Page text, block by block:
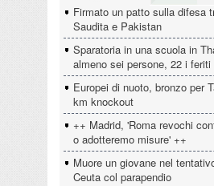
Firmato un patto sulla difesa
Saudita e Pakistan
Sparatoria in una scuola in
almeno sei persone, 22 i feriti
Europei di nuoto, bronzo per
km knockout
++ Madrid, 'Roma revochi
o adotteremo misure' ++
Muore un giovane nel
Ceuta col parapendio